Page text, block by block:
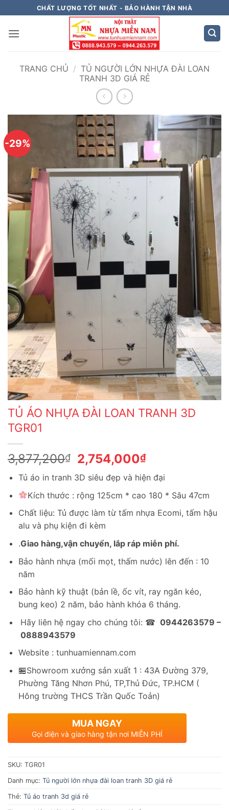
qua
nội
CHẤT LƯỢNG TỐT NHẤT - BẢO HÀNH TẬN NHÀ
TRANG CHỦ / TỦ NGƯỜI LỚN NHỰA ĐÀI LOAN
TRANH 3D GIÁ RẺ
-29%
TỦ ÁO NHỰA ĐÀI LOAN TRANH 3D
TGR01
3,877,200₫
Giá
gốc
là:
3,877,200₫.
2,754,000₫Giá
hiện
tại
là:
2,754,000₫.
Tủ áo in tranh 3D siêu đẹp và hiện đại
Kích thước : rộng 125cm * cao 180 * Sâu 47cm
Chất liệu: Tủ được làm từ tấm nhựa Ecomi, tấm hậu
alu và phụ kiện đi kèm
.Giao hàng,vận chuyển, lắp ráp miễn phí.
Bảo hành nhựa (mối mọt, thấm nước) lên đến : 10
năm
Bảo hành kỹ thuật (bản lề, ốc vít, ray ngăn kéo,
bung keo) 2 năm, bảo hành khóa 6 tháng.
Hãy liên hệ ngay cho chúng tôi: ☎ 0944263579 –
0888943579
Website : tunhuamiennam.com
🏪Showroom xưởng sản xuất 1 : 43A Đường 379,
Phường Tăng Nhơn Phú, TP,Thủ Đức, TP.HCM (
Hông trường THCS Trần Quốc Toản)
MUA NGAY
Gọi điện và giao hàng tận nơi MIỄN PHÍ
SKU: TGR01
Danh mục: Tủ người lớn nhựa đài loan tranh 3D giá rẻ
Thẻ: Tủ áo tranh 3d giá rẻ